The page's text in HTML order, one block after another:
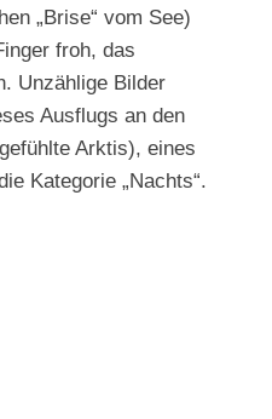
„Brise“ vom See)
froh, das
Unzählige Bilder
Ausflugs an den
Arktis), eines
Kategorie „Nachts“.